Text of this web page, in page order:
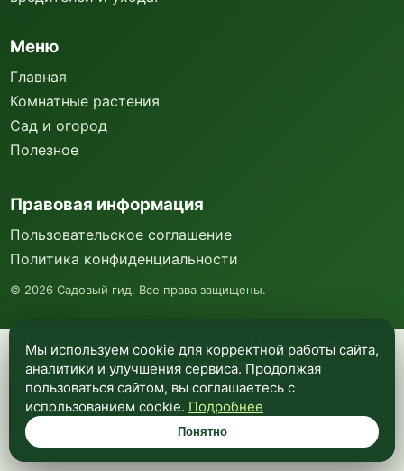
Мы используем куки и Яндекс Метрику для
анализа посещаемости и улучшения работы
сайта. Подробнее —в политике
конфиденциальности.
Понятно
Меню
Главная
Комнатные растения
Сад и огород
Полезное
Правовая информация
Пользовательское соглашение
Политика конфиденциальности
© 2026 Садовый гид. Все права защищены.
Мы используем cookie для корректной работы сайта,
аналитики и улучшения сервиса. Продолжая
пользоваться сайтом, вы соглашаетесь с
использованием cookie. Подробнее
Понятно